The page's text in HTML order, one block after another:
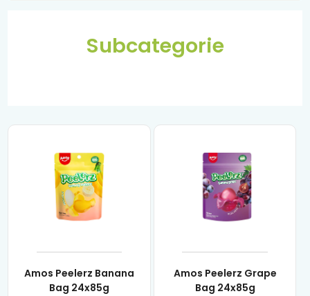
Subcategorie
Amos Peelerz Banana
Bag 24x85g
Amos Peelerz Grape
Bag 24x85g